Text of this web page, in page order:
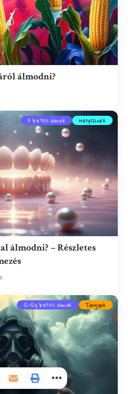
álmodni?
F betűs álmok Helyszínek
álmodni? – Részletes
G-Gy betűs álmok Tárgyak